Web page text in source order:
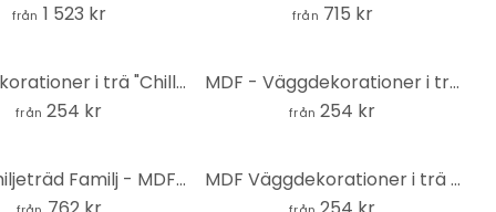
från 1 523 kr från 715 kr
Väggdekorationer i trä "Chillout Lounge" - Moderna MDF-bokstäver för eleganta rum
från 254 kr
MDF - Väggdekorationer i trä - Banksy - Flickan med den röda ballongen (2 st.)
från 254 kr
XXL Familjeträd Familj - MDF natur MDF Väggdekorationer i trä - fåglar måsar (5 delar)